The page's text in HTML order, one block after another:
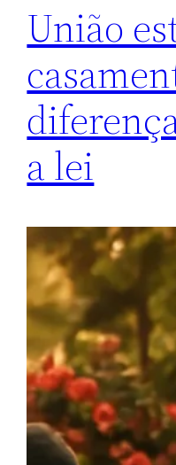
União
a lei